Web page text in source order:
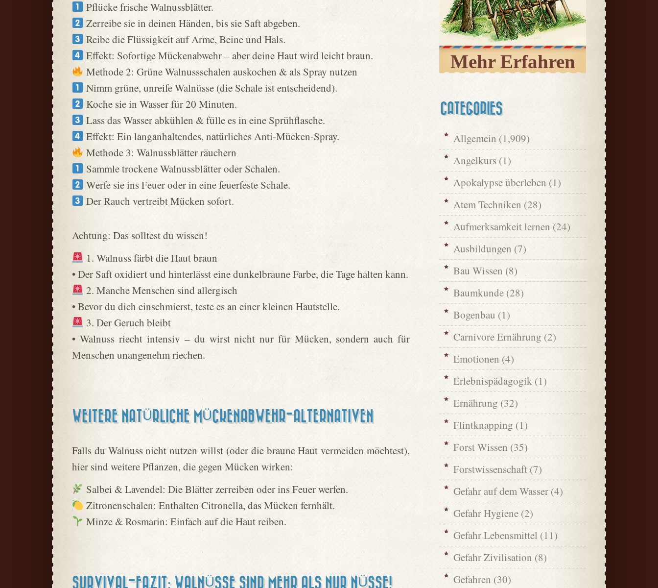
Pflücke frische Walnussblätter.
Zerreibe sie in deinen Händen, bis sie Saft abgeben.
Reibe die Flüssigkeit auf Arme, Beine und Hals.
Effekt: Sofortige Mückenabwehr – aber deine Haut wird leicht braun.
Methode 2: Grüne Walnussschalen auskochen & als Spray nutzen
Nimm grüne, unreife Walnüsse (die Schale ist entscheidend).
Koche sie in Wasser für 20 Minuten.
Lass das Wasser abkühlen & fülle es in eine Sprühflasche.
Effekt: Ein langanhaltendes, natürliches Anti-Mücken-Spray.
Methode 3: Walnussblätter räuchern
Sammle trockene Walnussblätter oder Schalen.
Werfe sie ins Feuer oder in eine feuerfeste Schale.
Der Rauch vertreibt Mücken sofort.
Achtung: Das solltest du wissen!
1. Walnuss färbt die Haut braun
• Der Saft oxidiert und hinterlässt eine dunkelbraune Farbe, die Tage halten kann.
2. Manche Menschen sind allergisch
• Bevor du dich einschmierst, teste es an einer kleinen Hautstelle.
3. Der Geruch bleibt
• Walnuss riecht intensiv – du wirst nicht nur für Mücken, sondern auch für
Menschen unangenehm riechen.
WEITERE NATÜRLICHE MÜCKENABWEHR-ALTERNATIVEN
Falls du Walnuss nicht nutzen willst (oder die braune Haut vermeiden möchtest),
hier sind weitere Pflanzen, die gegen Mücken wirken:
Salbei & Lavendel: Die Blätter zerreiben oder ins Feuer werfen.
Zitronenschalen: Enthalten Citronella, das Mücken fernhält.
Minze & Rosmarin: Einfach auf die Haut reiben.
SURVIVAL-FAZIT: WALNÜSSE SIND MEHR ALS NUR NÜSSE!
Mehr Erfahren
CATEGORIES
Allgemein (1,909)
Angelkurs (1)
Apokalypse überleben (1)
Atem Techniken (28)
Aufmerksamkeit lernen (24)
Ausbildungen (7)
Bau Wissen (8)
Baumkunde (28)
Bogenbau (1)
Carnivore Ernährung (2)
Emotionen (4)
Erlebnispädagogik (1)
Ernährung (32)
Flintknapping (1)
Forst Wissen (35)
Forstwissenschaft (7)
Gefahr auf dem Wasser (4)
Gefahr Hygiene (2)
Gefahr Lebensmittel (11)
Gefahr Zivilisation (8)
Gefahren (30)